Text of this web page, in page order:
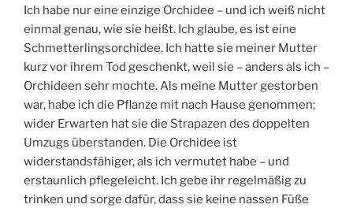
Ich habe nur eine einzige Orchidee – und ich weiß nicht
einmal genau, wie sie heißt. Ich glaube, es ist eine
Schmetterlingsorchidee. Ich hatte sie meiner Mutter
kurz vor ihrem Tod geschenkt, weil sie – anders als ich –
Orchideen sehr mochte. Als meine Mutter gestorben
war, habe ich die Pflanze mit nach Hause genommen;
wider Erwarten hat sie die Strapazen des doppelten
Umzugs überstanden. Die Orchidee ist
widerstandsfähiger, als ich vermutet habe – und
erstaunlich pflegeleicht. Ich gebe ihr regelmäßig zu
trinken und sorge dafür, dass sie keine nassen Füße